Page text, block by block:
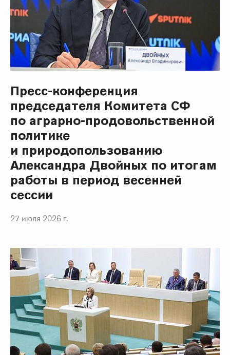
Пресс-конференция
председателя Комитета СФ
по аграрно-продовольственной
политике
и природопользованию
Александра Двойных по итогам
работы в период весенней
сессии
27 июля 2026 г.